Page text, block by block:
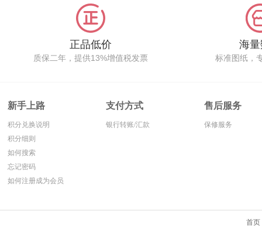
正品低价
质保二年，提供13%增值税发票
海
标准图纸，
新手上路
积分兑换说明
积分细则
如何搜索
忘记密码
如何注册成为会员
支付方式
银行转账/汇款
售后服务
保修服务
首页